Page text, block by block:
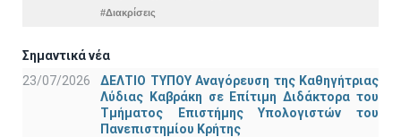
#Διακρίσεις
Σημαντικά νέα
23/07/2026
ΔΕΛΤΙΟ ΤΥΠΟΥ Αναγόρευση της Καθηγήτριας
Λύδιας Καβράκη σε Επίτιμη Διδάκτορα του
Τμήματος Επιστήμης Υπολογιστών του
Πανεπιστημίου Κρήτης